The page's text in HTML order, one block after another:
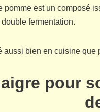
pomme est un composé
fermentation.
aussi bien en cuisine que
pour